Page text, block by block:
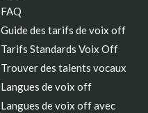
FAQ
Guide des tarifs de voix off
Tarifs Standards Voix Off
Trouver des talents vocaux
Langues de voix off
Langues de voix off avec